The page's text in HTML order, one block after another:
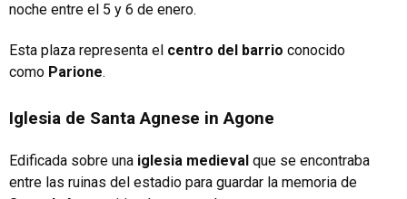
noche entre el 5 y 6 de enero.
Esta plaza representa el centro del barrio conocido
como Parione.
Iglesia de Santa Agnese in Agone
Edificada sobre una iglesia medieval que se encontraba
entre las ruinas del estadio para guardar la memoria de